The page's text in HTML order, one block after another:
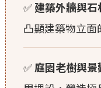
✅建築外牆與石
凸顯建築物立面
✅庭園老樹與景